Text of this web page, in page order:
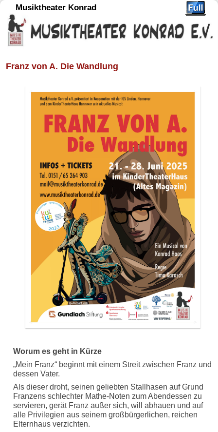
Musiktheater Konrad
Franz von A. Die Wandlung
Worum es geht in Kürze
„Mein Franz“ beginnt mit einem Streit zwischen Franz und
dessen Vater.
Als dieser droht, seinen geliebten Stallhasen auf Grund
Franzens schlechter Mathe-Noten zum Abendessen zu
servieren, gerät Franz außer sich, will abhauen und auf
alle Privilegien aus seinem großbürgerlichen, reichen
Elternhaus verzichten.